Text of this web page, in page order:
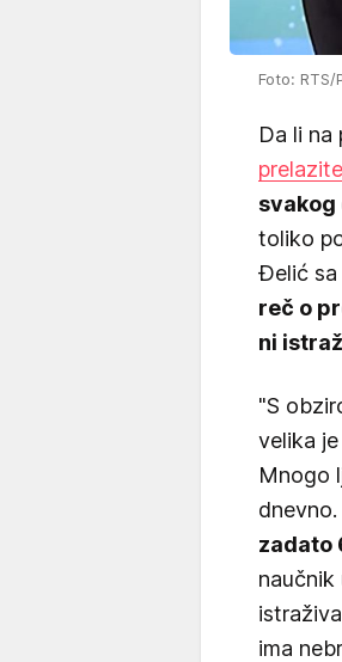
Foto:
Da li na
prelazite
svakog
toliko
Đelić sa
reč o
ni
"S
velika
Mnogo
dnevno.
zadato
naučnik
ima